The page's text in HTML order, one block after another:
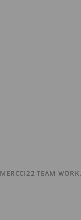
MERCCI22 TEAM WORK.